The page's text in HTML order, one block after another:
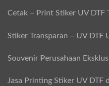
Cetak – Print Stiker UV DTF
Stiker Transparan – UV DTF
Souvenir Perusahaan
Jasa Printing Stiker UV DTF